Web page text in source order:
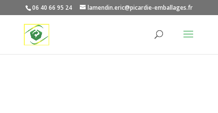
06 40 66 95 24 lamendin.eric@picardie-emballages.fr